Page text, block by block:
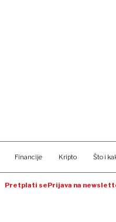
Financije Kripto Što i
Pretplati sePrijava na